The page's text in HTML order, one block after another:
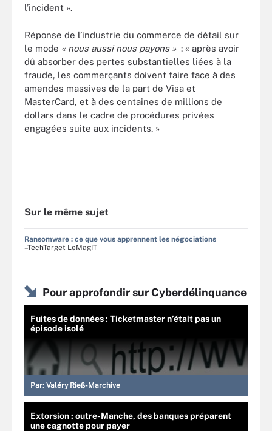
l’incident ».
Réponse de l’industrie du commerce de détail sur
le mode « nous aussi nous payons » : « après avoir
dû absorber des pertes substantielles liées à la
fraude, les commerçants doivent faire face à des
amendes massives de la part de Visa et
MasterCard, et à des centaines de millions de
dollars dans le cadre de procédures privées
engagées suite aux incidents. »
Sur le même sujet
Ransomware : ce que vous apprennent les négociations
–TechTarget LeMagIT
Pour approfondir sur Cyberdélinquance
Fuites de données : Ticketmaster n’était pas un
épisode isolé
Par: Valéry Rieß-Marchive
Extorsion : outre-Manche, des banques préparent
une cagnotte pour payer